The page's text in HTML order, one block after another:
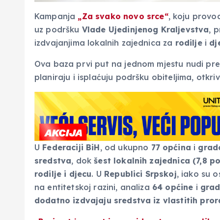
Kampanja „Za svako novo srce“, koju
uz podršku Vlade Ujedinjenog Kraljevstva,
izdvajanjima lokalnih zajednica za rodiljei
Ova baza prvi put na jednom mjestu nudi
planiraju i isplaćuju podršku obiteljima,
U Federaciji BiH, od ukupno 77 općina i
sredstva, dokšest lokalnih zajednica (7,8
rodilje i djecu. U Republici Srpskoj, iako su
na entitetskoj razini, analiza 64 općine i
dodatno izdvajaju sredstva iz vlastitih